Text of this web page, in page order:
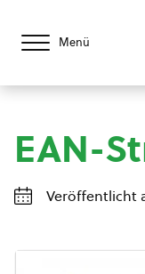
Menü
EAN-
Veröffentlicht